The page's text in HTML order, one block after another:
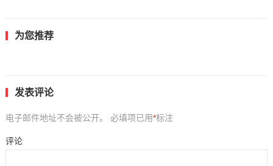
为您推荐
发表评论
电子邮件地址不会被公开。 必填项已用*标注
评论